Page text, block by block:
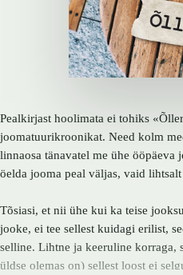
Pealkirjast hoolimata ei tohiks
joomatuurikroonikat. Need kolm
linnaosa tänavatel me ühe
öelda jooma peal väljas, vaid
Tõsiasi, et nii ühe kui ka teise
jooke, ei tee sellest kuidagi erilist,
selline. Lihtne ja keeruline korraga,
üldse olemas on) sellest loost ei